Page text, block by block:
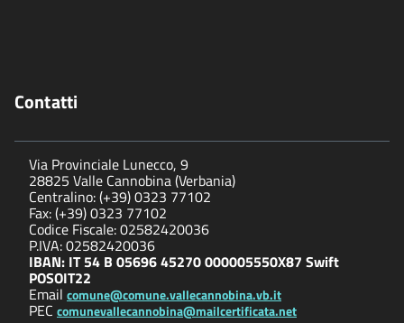
Contatti
Via Provinciale Lunecco, 9
28825 Valle Cannobina (Verbania)
Centralino: (+39) 0323 77102
Fax: (+39) 0323 77102
Codice Fiscale: 02582420036
P.IVA: 02582420036
IBAN: IT 54 B 05696 45270 000005550X87 Swift
POSOIT22
Email comune@comune.vallecannobina.vb.it
PEC comunevallecannobina@mailcertificata.net